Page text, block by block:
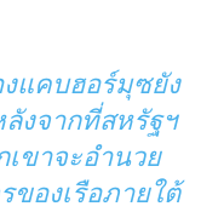
แคบฮอร์มุซยัง
งจากที่สหรัฐฯ
ขาจะอำนวย
ของเรือภายใต้